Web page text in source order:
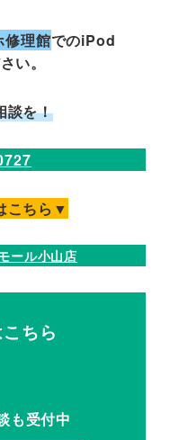
修理館でのiPod
い。
談を！
こちら▼
ール小山店
ちら
も受付中